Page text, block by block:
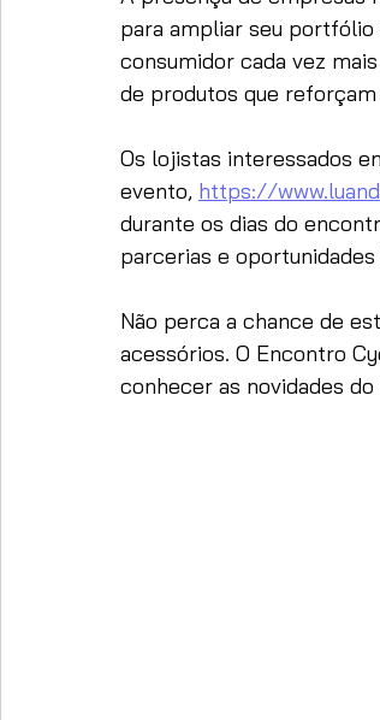
para ampliar seu
consumidor cada vez
de produtos que
Os lojistas interessados
evento, https://
durante os dias do
parcerias e
Não perca a chance de
acessórios. O Encontro
conhecer as novidades do